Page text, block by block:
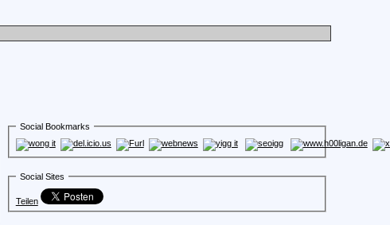
Social Bookmarks
Social Sites
Teilen